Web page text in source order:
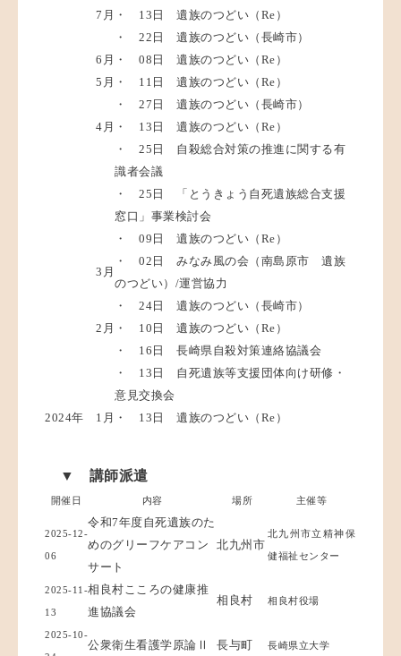
7月 ・ 13日 遺族のつどい（Re）
・ 22日 遺族のつどい（長崎市）
6月 ・ 08日 遺族のつどい（Re）
5月 ・ 11日 遺族のつどい（Re）
・ 27日 遺族のつどい（長崎市）
4月 ・ 13日 遺族のつどい（Re）
・ 25日 自殺総合対策の推進に関する有
識者会議
・ 25日 「とうきょう自死遺族総合支援
窓口」事業検討会
・ 09日 遺族のつどい（Re）
3月
・ 02日 みなみ風の会（南島原市 遺族
のつどい）/運営協力
・ 24日 遺族のつどい（長崎市）
2月 ・ 10日 遺族のつどい（Re）
・ 16日 長崎県自殺対策連絡協議会
・ 13日 自死遺族等支援団体向け研修・
意見交換会
2024年
1月 ・ 13日 遺族のつどい（Re）
▼ 講師派遣
開催日 内容 場所 主催等
2025-12-
06
令和7年度自死遺族のた
めのグリーフケアコン
サート
北九州市
北九州市立精神保
健福祉センター
2025-11-
13
相良村こころの健康推
進協議会
相良村 相良村役場
2025-10-
公衆衛生看護学原論Ⅱ 長与町 長崎県立大学